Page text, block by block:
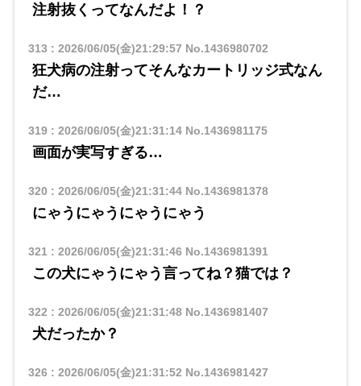
注射抜くってなんだよ！？
313 : 2026/06/05(金)21:29:57 No.1436980702
狂犬病の注射ってそんなカートリッジ式なん
だ…
319: 2026/06/05(金)21:31:14No.1436981175
画面が実写すぎる…
320 : 2026/06/05(金)21:31:44No.1436981378
にゃうにゃうにゃうにゃう
321 : 2026/06/05(金)21:31:46 No.1436981391
この犬にゃうにゃう言ってね？猫では？
322 : 2026/06/05(金)21:31:48No.1436981407
犬だったか？
326 : 2026/06/05(金)21:31:52 No.1436981427